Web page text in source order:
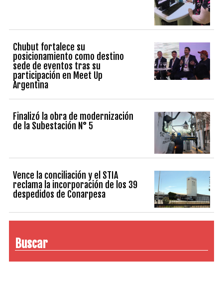
Chubut fortalece su
posicionamiento como destino
sede de eventos tras su
participación en Meet Up
Argentina
Finalizó la obra de modernización
de la Subestación N° 5
Vence la conciliación y el STIA
reclama la incorporación de los 39
despedidos de Conarpesa
Buscar